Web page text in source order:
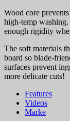
Wood core
high-temp
enough rigidity
The soft materials
board so blade-
surfaces prevent
more delicate cuts!
Features
Videos
Marke